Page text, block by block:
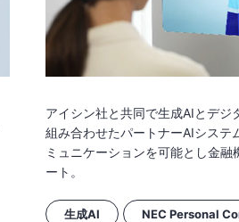
アイシン社と共同で生成AIとデジ
組み合わせたパートナーAIシステ
ミュニケーションを可能とし金融
ート。
生成AI NEC Personal